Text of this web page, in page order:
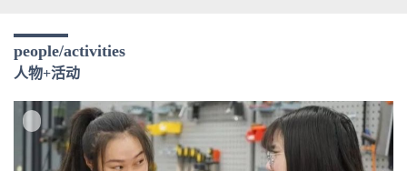
people/activities
人物+活动